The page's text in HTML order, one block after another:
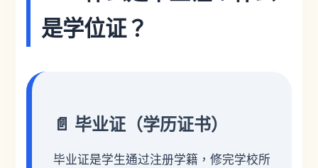
是学位证？
📄 毕业证（学历证书）
毕业证是学生通过注册学籍，修完学校所